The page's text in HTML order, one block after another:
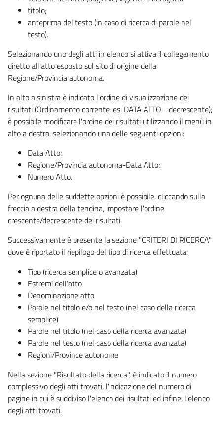
titolo;
anteprima del testo (in caso di ricerca di parole nel
testo).
Selezionando uno degli atti in elenco si attiva il collegamento
diretto all'atto esposto sul sito di origine della
Regione/Provincia autonoma.
In alto a sinistra è indicato l'ordine di visualizzazione dei
risultati (Ordinamento corrente: es. DATA ATTO - decrescente);
è possibile modificare l'ordine dei risultati utilizzando il menù in
alto a destra, selezionando una delle seguenti opzioni:
Data Atto;
Regione/Provincia autonoma-Data Atto;
Numero Atto.
Per ognuna delle suddette opzioni è possibile, cliccando sulla
freccia a destra della tendina, impostare l'ordine
crescente/decrescente dei risultati.
Successivamente è presente la sezione "CRITERI DI RICERCA"
dove è riportato il riepilogo del tipo di ricerca effettuata:
Tipo (ricerca semplice o avanzata)
Estremi dell'atto
Denominazione atto
Parole nel titolo e/o nel testo (nel caso della ricerca
semplice)
Parole nel titolo (nel caso della ricerca avanzata)
Parole nel testo (nel caso della ricerca avanzata)
Regioni/Province autonome
Nella sezione "Risultato della ricerca", è indicato il numero
complessivo degli atti trovati, l'indicazione del numero di
pagine in cui è suddiviso l'elenco dei risultati ed infine, l'elenco
degli atti trovati.